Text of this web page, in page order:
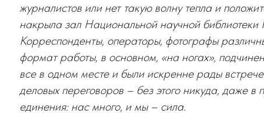
журналистов или нет такую волну тепла и
накрыла зал Национальной научной
Корреспонденты, операторы, фотографы
формат работы, в основном, «на ногах»,
все в одном месте и были искренне рады
деловых переговоров – без этого никуда, даже в
единения: нас много, и мы – сила.